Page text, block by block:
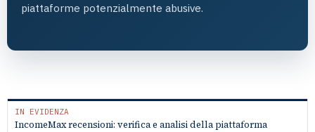
piattaforme potenzialmente abusive.
IN EVIDENZA
IncomeMax recensioni: verifica e analisi della piattaforma